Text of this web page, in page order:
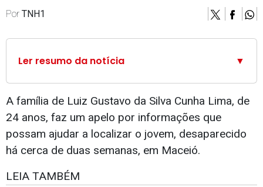
Por TNH1
Ler resumo da notícia ▼
A família de Luiz Gustavo da Silva Cunha Lima, de
24 anos, faz um apelo por informações que
possam ajudar a localizar o jovem, desaparecido
há cerca de duas semanas, em Maceió.
LEIA TAMBÉM